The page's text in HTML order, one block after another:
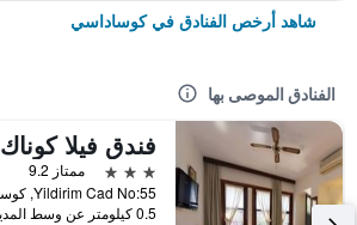
شاهد أرخص الفنادق في كوساداسي
الفنادق الموصى بها
فندق فيلا كوناك
3 نجوم
ممتاز 9.2
0.5 كيلومتر عن وسط المدينة